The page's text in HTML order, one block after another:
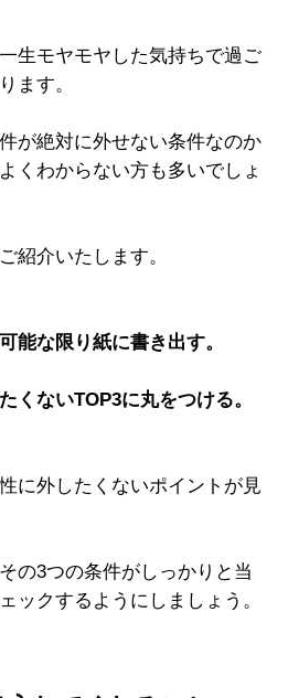
生モヤモヤした気持ちで過ご
ます。
が絶対に外せない条件なのか
くわからない方も多いでしょ
紹介いたします。
能な限り紙に書き出す。
くないTOP3に丸をつける。
に外したくないポイントが見
の3つの条件がしっかりと当
ックするようにしましょう。